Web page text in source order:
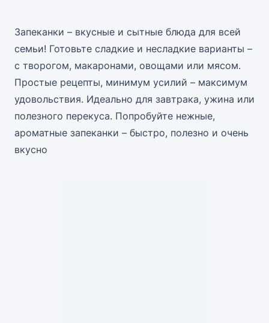
Запеканки – вкусные и сытные блюда для всей
семьи! Готовьте сладкие и несладкие варианты –
с творогом, макаронами, овощами или мясом.
Простые рецепты, минимум усилий – максимум
удовольствия. Идеально для завтрака, ужина или
полезного перекуса. Попробуйте нежные,
ароматные запеканки – быстро, полезно и очень
вкусно